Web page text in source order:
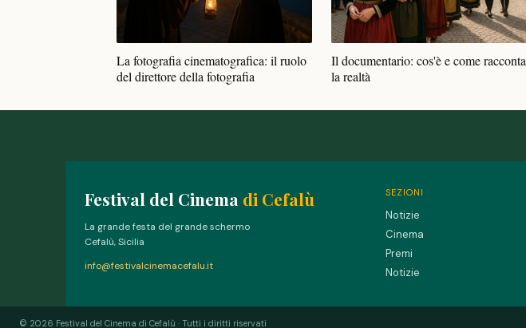
La fotografia cinematografica: il ruolo
del direttore della fotografia
Il documentario: cos'è e come racconta
la realtà
Festival del Cinema di Cefalù
La grande festa del grande schermo
Cefalù, Sicilia
info@festivalcinemacefalu.it
SEZIONI
Notizie
Cinema
Premi
Notizie
© 2026 Festival del Cinema di Cefalù · Tutti i diritti riservati